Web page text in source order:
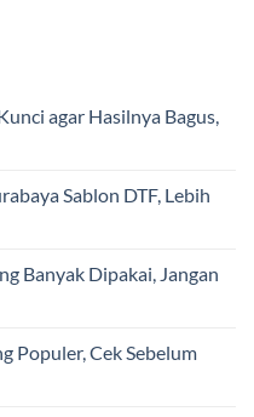
agar Hasilnya Bagus,
Sablon DTF, Lebih
Banyak Dipakai, Jangan
Populer, Cek Sebelum